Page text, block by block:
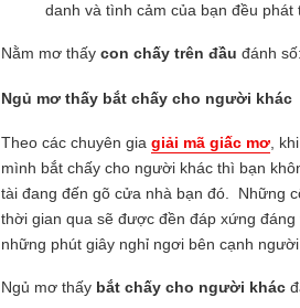
danh và tình cảm của bạn đều phát
Nằm mơ thấy con chấy trên đầu đánh số:
Ngủ mơ thấy bắt chấy cho người khác
Theo các chuyên gia giải mã giấc mơ ,
mình bắt chấy cho người khác thì bạn
tài đang đến gõ cửa nhà bạn đó. Những
thời gian qua sẽ được đền đáp xứng
những phút giây nghỉ ngơi bên cạnh
Ngủ mơ thấy bắt chấy cho người khác